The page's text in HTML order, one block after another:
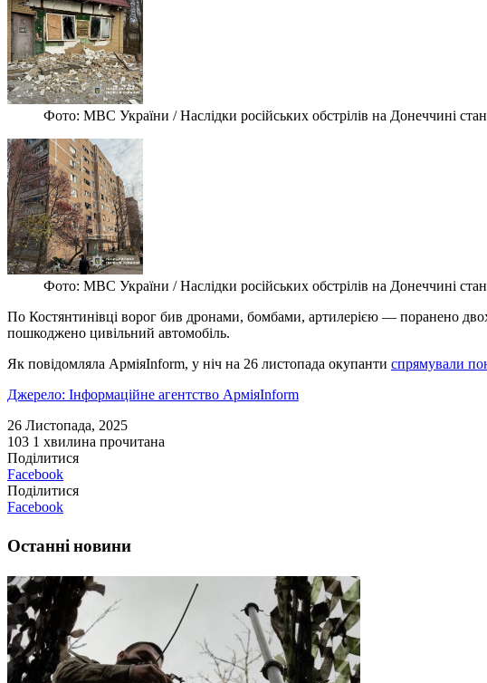
Фото: МВС України / Наслідки російських обстрілів на Донеччині
Фото: МВС України / Наслідки російських обстрілів на Донеччині
По Костянтинівці ворог бив дронами, бомбами, артилерією — поранено
пошкоджено цивільний автомобіль.
Як повідомляла АрміяInform, у ніч на 26 листопада окупанти спрямували
Джерело: Інформаційне агентство АрміяInform
26 Листопада, 2025
103 1 хвилина прочитана
Поділитися
Facebook
Поділитися
Facebook
Останні новини